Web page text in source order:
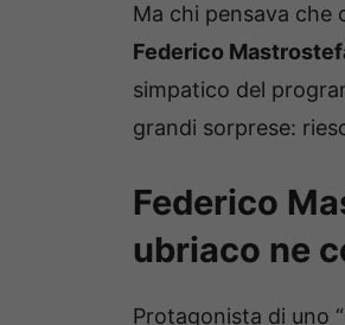
Ma chi pensava che
Federico
simpatico del
grandi sorprese:
Federico
ubriaco ne
Protagonista di uno